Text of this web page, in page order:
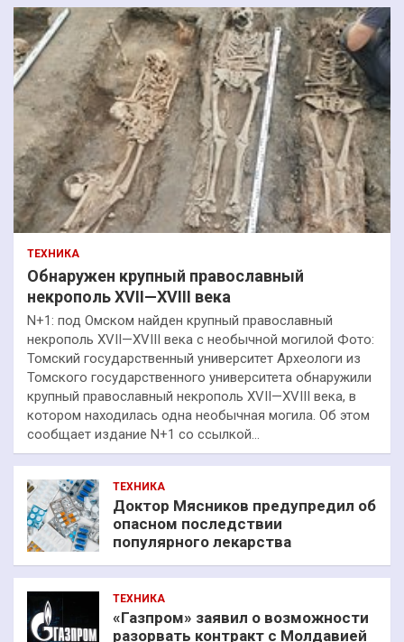
ТЕХНИКА
Обнаружен крупный православный
некрополь XVII—XVIII века
N+1: под Омском найден крупный православный
некрополь XVII—XVIII века с необычной могилой Фото:
Томский государственный университет Археологи из
Томского государственного университета обнаружили
крупный православный некрополь XVII—XVIII века, в
котором находилась одна необычная могила. Об этом
сообщает издание N+1 со ссылкой…
ТЕХНИКА
Доктор Мясников предупредил об
опасном последствии
популярного лекарства
ТЕХНИКА
«Газпром» заявил о возможности
разорвать контракт с Молдавией